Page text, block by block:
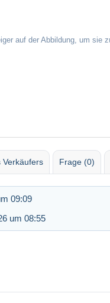
auf der Abbildung, um sie
Verkäufers Frage (0)
09:09
um 08:55